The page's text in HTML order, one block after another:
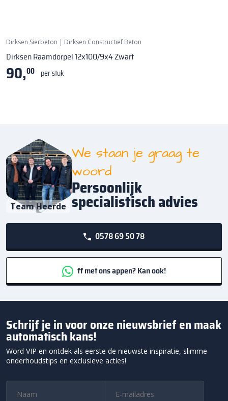
Dirksen Sierbeton | Dirksen Constructief Beton
Dirksen Raamdorpel 12x100/9x4 Zwart
90,00 per stuk
Team Heerde
We staan je graag te
woord
Persoonlijk
specialistisch advies
0578 69 50 78
ff met ons appen? Kan ook!
Schrijf je in voor onze nieuwsbrief en maak
automatisch kans!
Word VIP en ontdek als eerste de nieuwste inspiratie, slimme
onderhoudstips en exclusieve acties!